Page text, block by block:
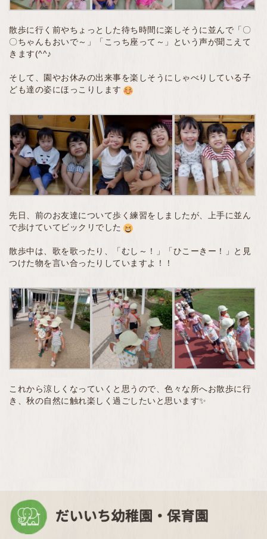
散歩に行く前やちょっとした待ち時間に楽しそうに並んで「〇
〇ちゃんもおいで～」「こっち座って～」という声が聞こえて
きます(^^♪
そして、園やお休みの出来事を楽しそうにしゃべりしている子
ども達の姿にほっこりします
先日、前のお友達について歩く練習をしましたが、上手に並ん
で歩けていてビックリでした
散歩中は、歌を歌ったり、「むし～！」「ひこーきー！」と見
つけた物を言い合ったりしていますよ！！
これから涼しくなっていくと思うので、色々な所へお散歩に行
き、秋の自然に触れ楽しく過ごしたいと思います✨